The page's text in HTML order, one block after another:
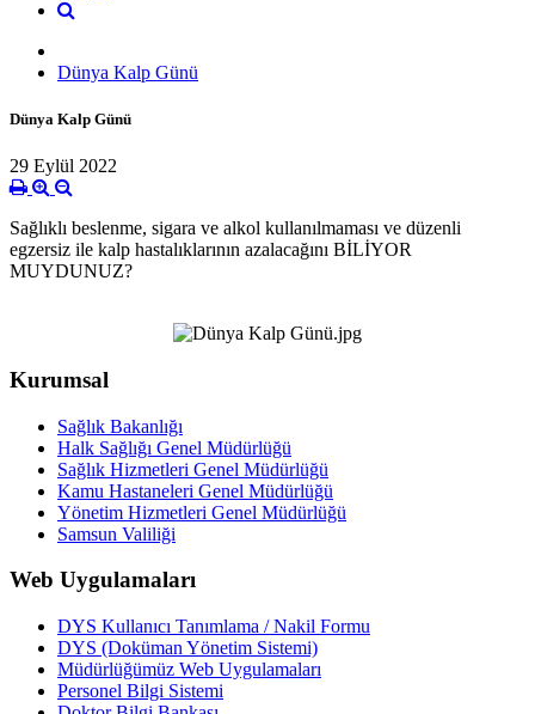
Dünya Kalp Günü
Dünya Kalp Günü
29 Eylül 2022
Sağlıklı beslenme, sigara ve alkol kullanılmaması ve düzenli
egzersiz ile kalp hastalıklarının azalacağını BİLİYOR
MUYDUNUZ?
Kurumsal
Sağlık Bakanlığı
Halk Sağlığı Genel Müdürlüğü
Sağlık Hizmetleri Genel Müdürlüğü
Kamu Hastaneleri Genel Müdürlüğü
Yönetim Hizmetleri Genel Müdürlüğü
Samsun Valiliği
Web Uygulamaları
DYS Kullanıcı Tanımlama / Nakil Formu
DYS (Doküman Yönetim Sistemi)
Müdürlüğümüz Web Uygulamaları
Personel Bilgi Sistemi